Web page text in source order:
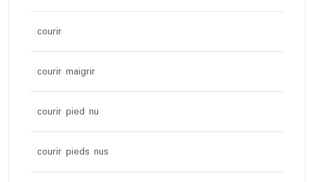
courir
courir maigrir
courir pied nu
courir pieds nus